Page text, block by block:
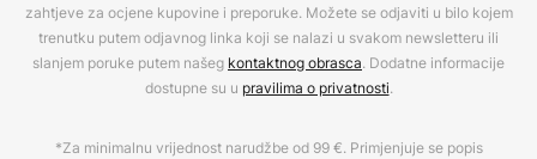
zahtjeve za ocjene kupovine i preporuke. Možete se odjaviti u bilo kojem
trenutku putem odjavnog linka koji se nalazi u svakom newsletteru ili
slanjem poruke putem našeg kontaktnog obrasca. Dodatne informacije
dostupne su u pravilima o privatnosti.
*Za minimalnu vrijednost narudžbe od 99 €. Primjenjuje se popis